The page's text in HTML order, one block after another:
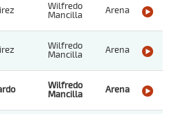
Wilfredo
Mancilla
Arena
Wilfredo
Mancilla
Arena
Wilfredo
Mancilla
Arena